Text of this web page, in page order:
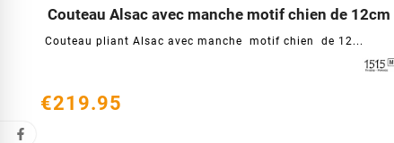
Couteau Alsac avec manche motif chien de 12cm
Couteau pliant Alsac avec manche motif chien de 12...
   
€219.95